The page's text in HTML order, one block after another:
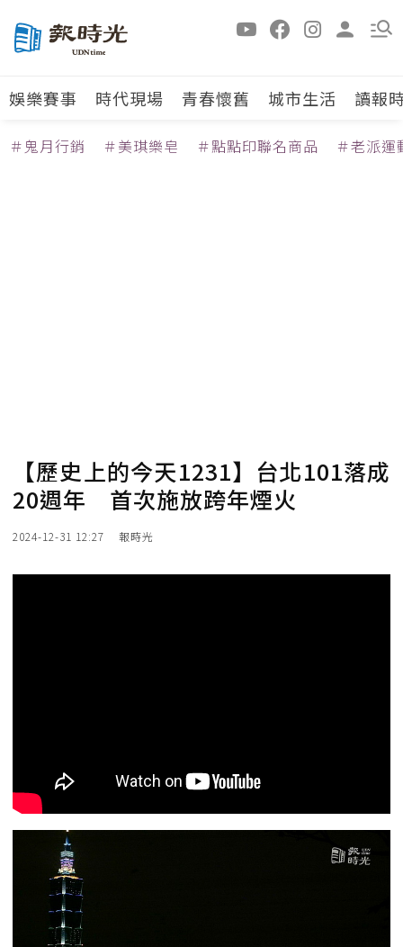
娛樂賽事 時代現場 青春懷舊 城市生活 讀報
＃鬼月行銷 ＃美琪樂皂 ＃點點印聯名商品 ＃老派運
【歷史上的今天1231】台北101落成
20週年 首次施放跨年煙火
2024-12-31 12:27 報時光